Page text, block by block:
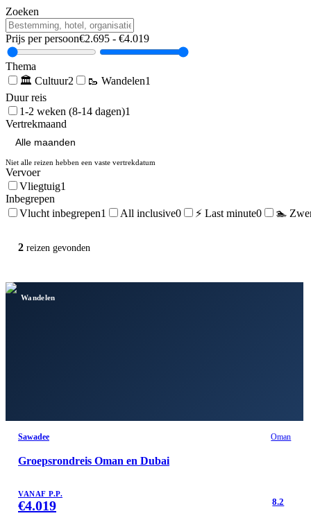
Zoeken
Prijs per persoon€2.695 - €4.019
Thema
🏛️ Cultuur2 🥾 Wandelen1
Duur reis
1-2 weken (8-14 dagen)1
Vertrekmaand
Niet alle reizen hebben een vaste vertrekdatum
Vervoer
Vliegtuig1
Inbegrepen
Vlucht inbegrepen1 All inclusive0 ⚡ Last minute0 🏊
2 reizen gevonden
Wandelen
Sawadee Oman
Groepsrondreis Oman en Dubai
VANAF P.P.
€4.019 8.2